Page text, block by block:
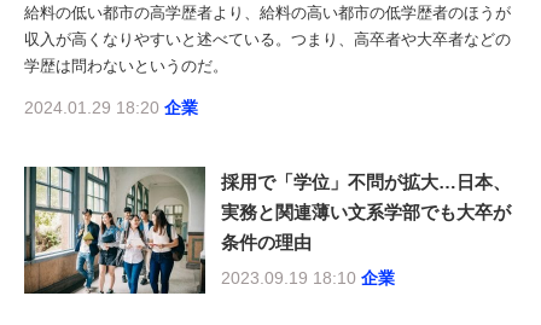
給料の低い都市の高学歴者より、給料の高い都市の低学歴者のほうが
収入が高くなりやすいと述べている。つまり、高卒者や大卒者などの
学歴は問わないというのだ。
2024.01.29 18:20 企業
採用で「学位」不問が拡大…日本、
実務と関連薄い文系学部でも大卒が
条件の理由
2023.09.19 18:10 企業